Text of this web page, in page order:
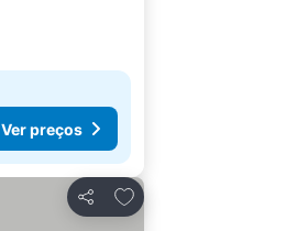
Ver preços
Partilhar
Adicionar aos favoritos